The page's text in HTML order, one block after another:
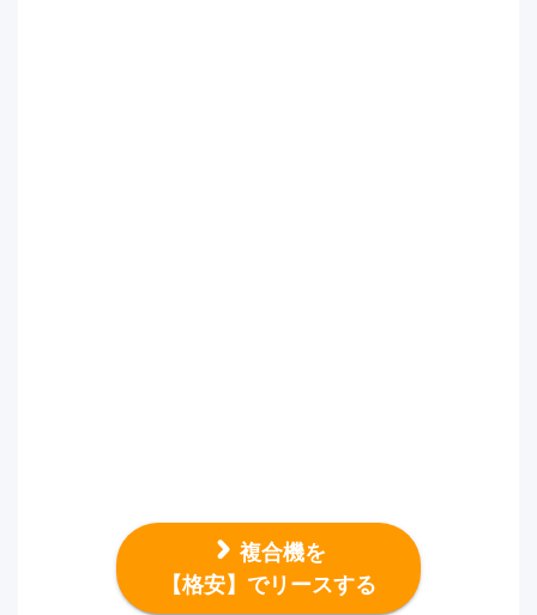
複合機を
【格安】でリースする